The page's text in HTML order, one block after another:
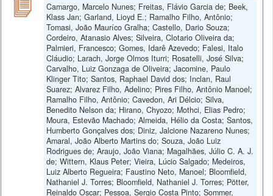
Camargo, Marcelo Nunes; Freitas, Flávio Garcia de; Beek,
Klass Jan; Garland, Lioyd E.; Ramalho Filho, Antônio;
Tomasi, João Mauríco Gralha; Castello, Dario Souza;
Cordeiro, Atanasio Alves; Silveira, Clotario Oliveira da;
Palmieri, Francesco; Gomes, Idarê Azevedo; Falesi, Italo
Cláudio; Larach, Jorge Olmos Iturri; Rosatelli, José Silva;
Carvalho, Luiz Gonzaga de Oliveira; Jacomine, Paulo
Klinger Tito; Santos, Raphael David dos; Inclan, Raul
Suarez; Alvarez Filho, Adelino; Pires Filho, Antônio Manoel;
Ramalho Filho, Antônio; Cavedon, Ari Délcio; Silva,
Benedito Nelson da; Hirano, Chyozo; Mothci, Elias Pedro;
Moura, Estevão Machado; Almeida, Hélio da Costa; Santos,
Humberto Gonçalves dos; Diniz, Jalcione Nazareno Nunes;
Amaral, João Alberto Martins do; Souza, João Luiz
Rodrigues de; Araujo, João Viana; Magalhães, Júlio C. A. J.
de; Wittern, Klaus Peter; Vieira, Lúcio Salgado; Medeiros,
Luiz Alberto Regueira; Faustino Neto, Manoel; Bloomfield,
Nathaniel J. Torres; Bloomfield, Nathaniel J. Torres; Pötter,
Reinaldo Oscar; Pessoa, Sergio Costa Pinto; Sommer,